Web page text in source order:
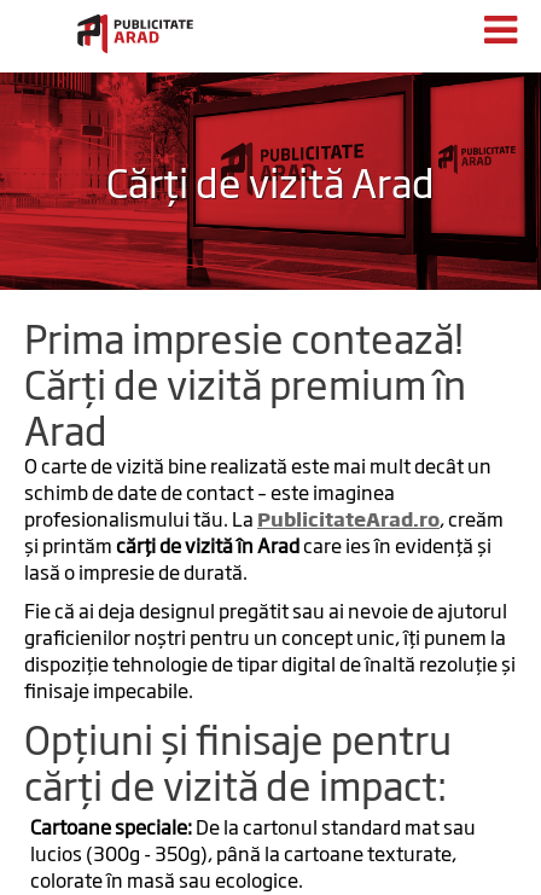
Cărți de vizită Arad
Prima impresie contează!
Cărți de vizită premium în
Arad
O carte de vizită bine realizată este mai mult decât un
schimb de date de contact – este imaginea
profesionalismului tău. La PublicitateArad.ro, creăm
și printămcărți de vizită în Aradcare ies în evidență și
lasă o impresie de durată.
Fie că ai deja designul pregătit sau ai nevoie de ajutorul
graficienilor noștri pentru un concept unic, îți punem la
dispoziție tehnologie de tipar digital de înaltă rezoluție și
finisaje impecabile.
Opțiuni și finisaje pentru
cărți de vizită de impact:
Cartoane speciale:De la cartonul standard mat sau
lucios (300g - 350g), până la cartoane texturate,
colorate în masă sau ecologice.